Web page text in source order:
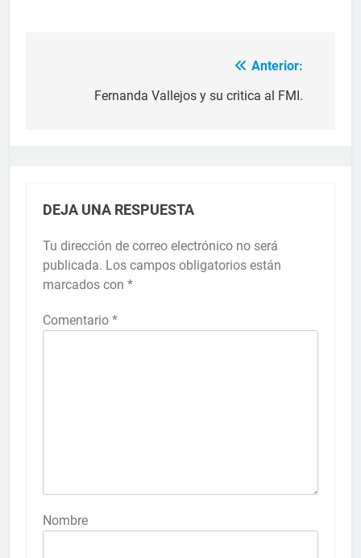
Anterior:
Fernanda Vallejos y su critica al FMI.
DEJA UNA RESPUESTA
Tu dirección de correo electrónico no será
publicada. Los campos obligatorios están
marcados con *
Comentario *
Nombre